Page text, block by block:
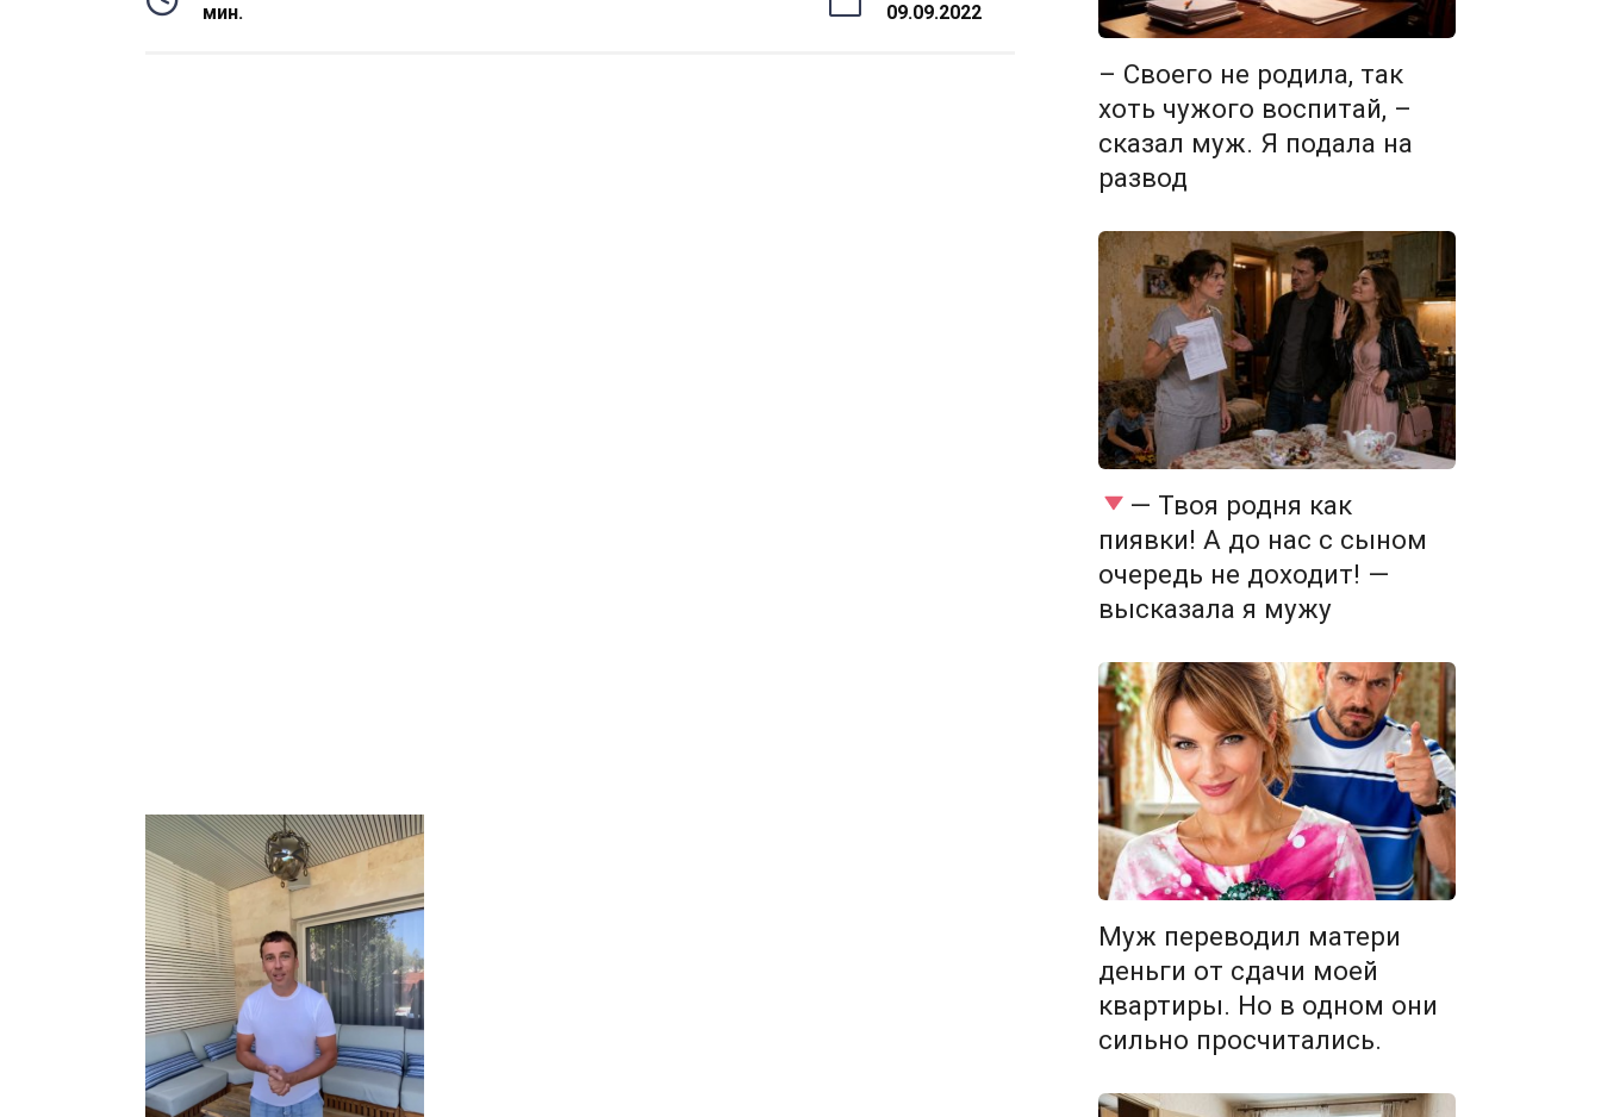
мин. 09.09.2022
– Своего не родила, так
хоть чужого воспитай, –
сказал муж. Я подала на
развод
— Твоя родня как
пиявки! А до нас с сыном
очередь не доходит! —
высказала я мужу
Муж переводил матери
деньги от сдачи моей
квартиры. Но в одном они
сильно просчитались.